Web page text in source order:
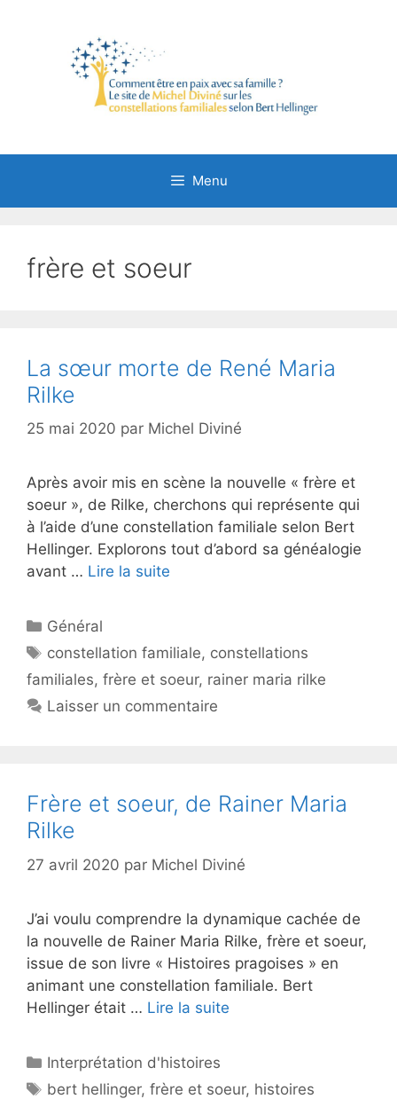
Menu
frère et soeur
La sœur morte de René Maria
Rilke
25 mai 2020 par Michel Diviné
Après avoir mis en scène la nouvelle « frère et
soeur », de Rilke, cherchons qui représente qui
à l’aide d’une constellation familiale selon Bert
Hellinger. Explorons tout d’abord sa généalogie
avant … Lire la suite
Catégories
Général
Étiquettes
constellation familiale, constellations
familiales, frère et soeur, rainer maria rilke
Laisser un commentaire
Frère et soeur, de Rainer Maria
Rilke
27 avril 2020 par Michel Diviné
J’ai voulu comprendre la dynamique cachée de
la nouvelle de Rainer Maria Rilke, frère et soeur,
issue de son livre « Histoires pragoises » en
animant une constellation familiale. Bert
Hellinger était … Lire la suite
Catégories
Interprétation d'histoires
Étiquettes
bert hellinger,frère et soeur, histoires